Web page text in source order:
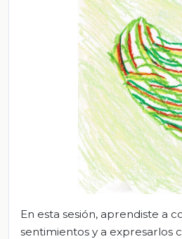
En esta sesión, aprendiste a
sentimientos y a expresarlos